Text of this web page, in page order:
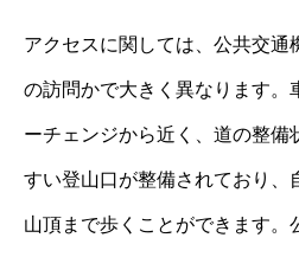
アクセスに関しては、公共交通
の訪問かで大きく異なります。
ーチェンジから近く、道の整備
すい登山口が整備されており、
山頂まで歩くことができます。